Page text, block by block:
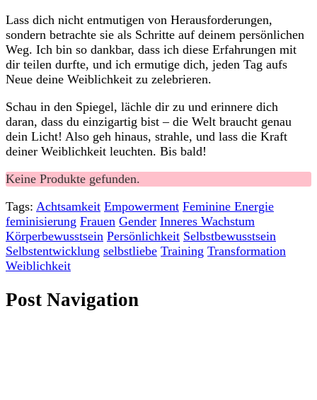
Lass dich nicht entmutigen von ‍Herausforderungen,
sondern betrachte sie ‍als Schritte​ auf deinem persönlichen
Weg. Ich bin so dankbar, dass ich diese ‌Erfahrungen mit
dir teilen ‍durfte, ⁢und ich ermutige dich, jeden Tag aufs
Neue ‌deine Weiblichkeit⁤ zu ‍zelebrieren. ⁤
Schau ⁢in ⁣den‍ Spiegel, lächle dir zu und erinnere‌ dich
daran, dass du einzigartig bist‌ – ⁣die‍ Welt‌ braucht ​genau
dein Licht! Also‍ geh‍ hinaus, strahle,‌ und lass die Kraft ​
deiner Weiblichkeit leuchten. Bis bald!
Keine Produkte gefunden.
Tags: Achtsamkeit Empowerment Feminine Energie
feminisierung Frauen Gender Inneres Wachstum
Körperbewusstsein Persönlichkeit Selbstbewusstsein
Selbstentwicklung selbstliebe Training Transformation
Weiblichkeit
Post Navigation